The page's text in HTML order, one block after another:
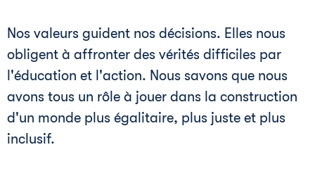
Nos valeurs guident nos décisions. Elles nous
obligent à affronter des vérités difficiles par
l'éducation et l'action. Nous savons que nous
avons tous un rôle à jouer dans la construction
d'un monde plus égalitaire, plus juste et plus
inclusif.